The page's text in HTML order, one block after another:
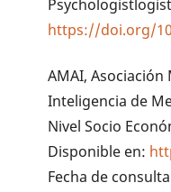
https://doi.org/
AMAI, Asociación
Inteligencia de
Nivel Socio
Disponible en:
Fecha de